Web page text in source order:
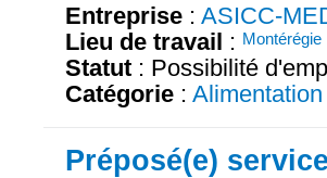
Entreprise : ASICC-
Lieu de travail : Montérégie
Statut : Possibilité
Catégorie :
Préposé(e)